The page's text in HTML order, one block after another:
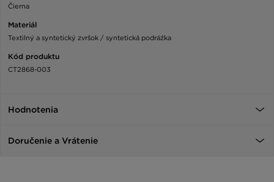
Čierna
Materiál
Textilný a syntetický zvršok / syntetická podráźka
Kód produktu
CT2868-003
Hodnotenia
Doručenie a Vrátenie